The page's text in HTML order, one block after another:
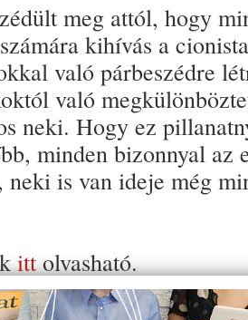
meg attól, hogy
kihívás a
való párbeszédre
való
neki. Hogy ez
minden bizonnyal az
neki is van ideje még
ittolvasható.